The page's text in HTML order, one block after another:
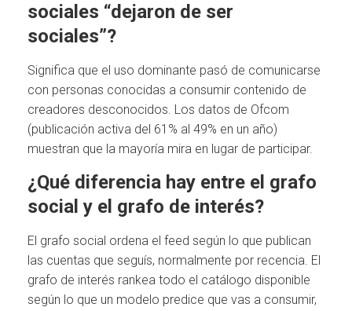
sociales “dejaron de ser
sociales”?
Significa que el uso dominante pasó de comunicarse
con personas conocidas a consumir contenido de
creadores desconocidos. Los datos de Ofcom
(publicación activa del 61% al 49% en un año)
muestran que la mayoría mira en lugar de participar.
¿Qué diferencia hay entre el grafo
social y el grafo de interés?
El grafo social ordena el feed según lo que publican
las cuentas que seguís, normalmente por recencia. El
grafo de interés rankea todo el catálogo disponible
según lo que un modelo predice que vas a consumir,